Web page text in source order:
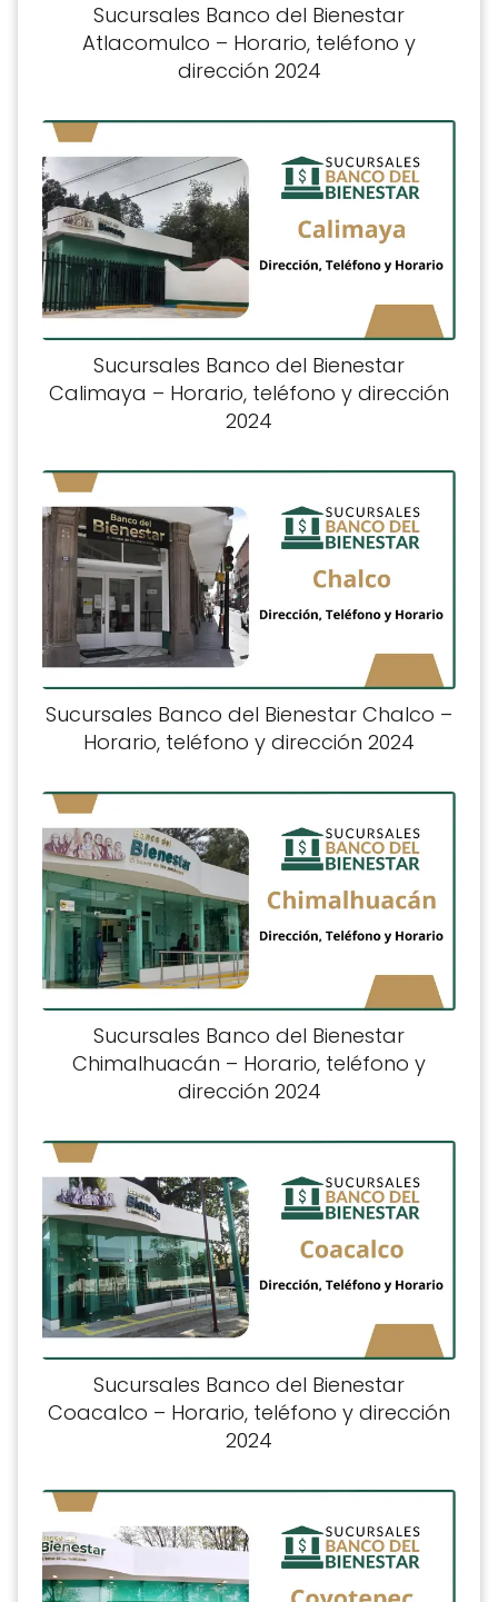
Sucursales Banco del Bienestar
Atlacomulco – Horario, teléfono y
dirección 2024
Sucursales Banco del Bienestar
Calimaya – Horario, teléfono y dirección
2024
Sucursales Banco del Bienestar Chalco –
Horario, teléfono y dirección 2024
Sucursales Banco del Bienestar
Chimalhuacán – Horario, teléfono y
dirección 2024
Sucursales Banco del Bienestar
Coacalco – Horario, teléfono y dirección
2024